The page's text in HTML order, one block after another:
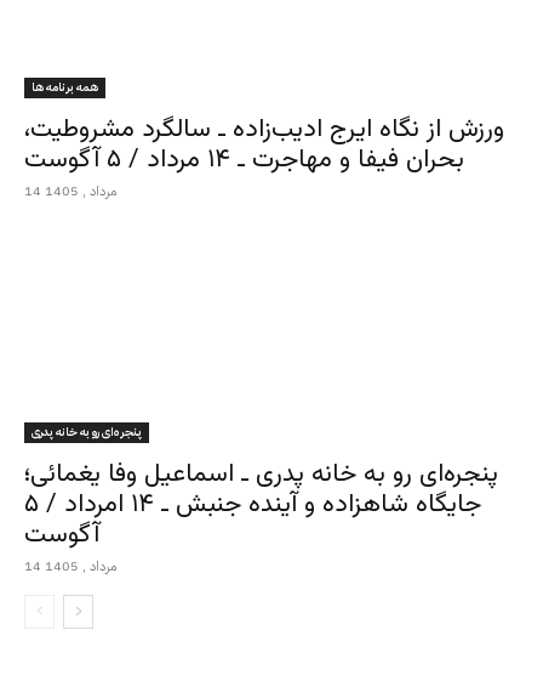
همه برنامه ها
ورزش از نگاه ایرج ادیب‌زاده ـ سالگرد مشروطیت،
بحران فیفا و مهاجرت ـ ۱۴ مرداد / ۵ آگوست
14 مرداد , 1405
پنجره‌ای رو به خانه پدری
پنجره‌ای رو به خانه پدری ـ اسماعیل وفا یغمائی؛
جایگاه شاهزاده و آینده جنبش ـ ۱۴ امرداد / ۵
آگوست
14 مرداد , 1405